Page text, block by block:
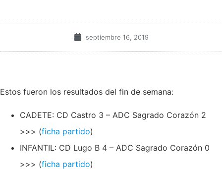
septiembre 16, 2019
Estos fueron los resultados del fin de semana:
CADETE: CD Castro 3 – ADC Sagrado Corazón 2
>>> (ficha partido)
INFANTIL: CD Lugo B 4 – ADC Sagrado Corazón 0
>>> (ficha partido)